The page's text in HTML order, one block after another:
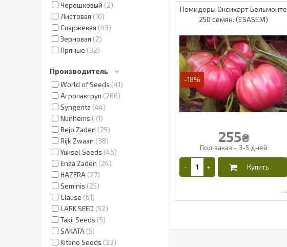
Черешковый
2
Листовая 10
Спаржевая 43
Зерновая
2
Пряные
32
Производитель
World of Seeds 41
Агропакгруп
266
Syngenta 44
Nunhems
71
Bejo Zaden
25
Rijk Zwaan
38
Yüksel Seeds 46
Enza Zaden
24
HAZERA 27
Seminis
25
Clause
61
LARK SEED
52
Takii Seeds
5
SAKATA 5
Kitano Seeds
23
Помидоры Оксихарт Бельмонте
250 семян. (ESASEM)
-18%
255₴